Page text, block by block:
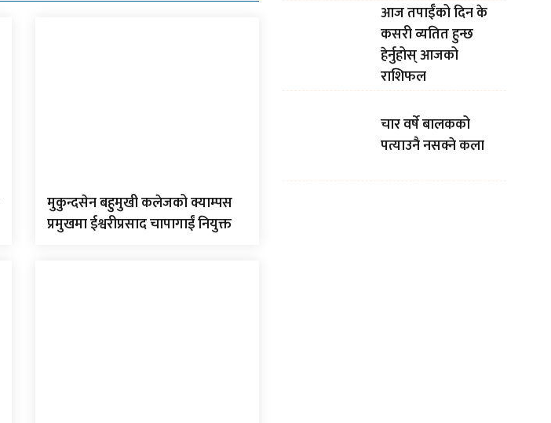
मुकुन्दसेन बहुमुखी कलेजको क्याम्पस
प्रमुखमा ईश्वरीप्रसाद चापागाईं नियुक्त
आज तपाईँको दिन के
कसरी व्यतित हुन्छ
हेर्नुहोस् आजको
राशिफल
चार वर्षे बालकको
पत्याउनै नसक्ने कला